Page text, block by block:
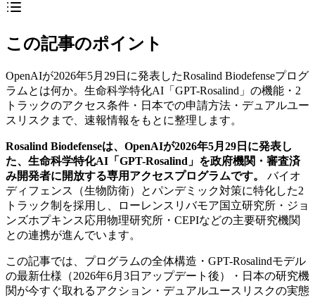
この記事のポイント
OpenAIが2026年5月29日に発表したRosalind Biodefenseプログ
ラムとは何か。生命科学特化AI「GPT-Rosalind」の機能・2
トラックのアクセス条件・日本での申請方法・デュアルユー
スリスクまで、速報情報をもとに整理します。
Rosalind Biodefenseは、OpenAIが2026年5月29日に発表し
た、生命科学特化AI「GPT-Rosalind」を政府機関・審査済
み開発者に開放する専用アクセスプログラムです。
バイオ
ディフェンス（生物防衛）とパンデミック対策に特化した2
トラック制を採用し、ローレンスリバモア国立研究所・ジョ
ンズホプキンス応用物理研究所・CEPIなどの主要研究機関
との連携が進んでいます。
この記事では、プログラムの全体構造・GPT-Rosalindモデル
の最新仕様（2026年6月3日アップデート後）・日本の研究機
関が今すぐ取れるアクション・デュアルユースリスクの実態